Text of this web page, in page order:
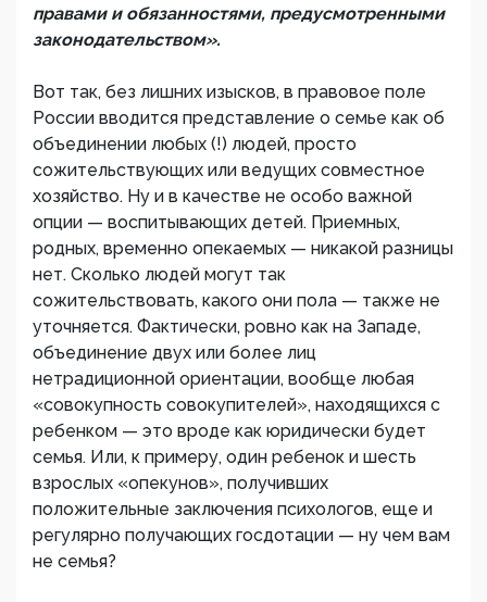
правами и обязанностями, предусмотренными
законодательством».
Вот так, без лишних изысков, в правовое поле
России вводится представление о семье как об
объединении любых (!) людей, просто
сожительствующих или ведущих совместное
хозяйство. Ну и в качестве не особо важной
опции — воспитывающих детей. Приемных,
родных, временно опекаемых — никакой разницы
нет. Сколько людей могут так
сожительствовать, какого они пола — также не
уточняется. Фактически, ровно как на Западе,
объединение двух или более лиц
нетрадиционной ориентации, вообще любая
«совокупность совокупителей», находящихся с
ребенком — это вроде как юридически будет
семья. Или, к примеру, один ребенок и шесть
взрослых «опекунов», получивших
положительные заключения психологов, еще и
регулярно получающих госдотации — ну чем вам
не семья?